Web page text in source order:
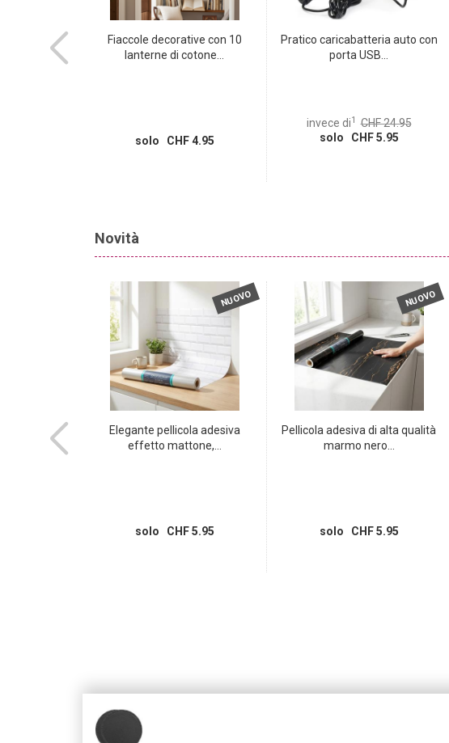
secco...
Fiaccole decorative con 10
lanterne di cotone...
solo CHF 4.95
Pratico caricabatteria auto con
porta USB...
invece di1 CHF 24.95
solo CHF 5.95
Novità
75x45
NUOVO
Elegante pellicola adesiva
effetto mattone,...
solo CHF 5.95
NUOVO
Pellicola adesiva di alta qualità
marmo nero...
solo CHF 5.95